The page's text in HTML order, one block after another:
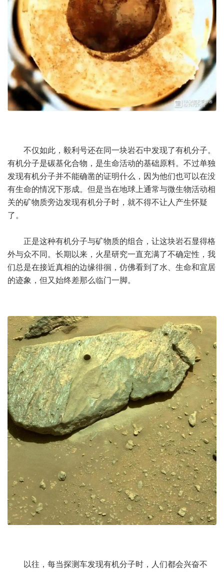
不仅如此，毅利号还在同一块岩石中发现了有机分子。
有机分子是碳基化合物，是生命活动的基础原料。不过单独
发现有机分子并不能确凿的证明什么，因为他们也可以在没
有生命的情况下形成。但是当在地球上通常与微生物活动相
关的矿物质旁边发现有机分子时，就不得不让人产生怀疑
了。
正是这种有机分子与矿物质的组合，让这块岩石显得格
外与众不同。长期以来，火星研究一直充满了不确定性，我
们总是在接近真相的边缘徘徊，仿佛看到了水、生命和宜居
的迹象，但又始终差那么临门一脚。
以往，每当探测车发现有机分子时，人们都会兴奋不